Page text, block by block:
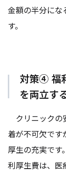
金額の半分にな
す。
対策④ 福
を両立す
クリニックの
着が不可欠で
厚生の充実です
利厚生費は、医